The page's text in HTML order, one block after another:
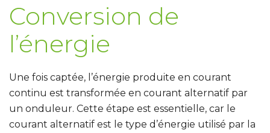
Conversion de
l’énergie
Une fois captée, l’énergie produite en courant
continu est transformée en courant alternatif par
un onduleur. Cette étape est essentielle, car le
courant alternatif est le type d’énergie utilisé par la